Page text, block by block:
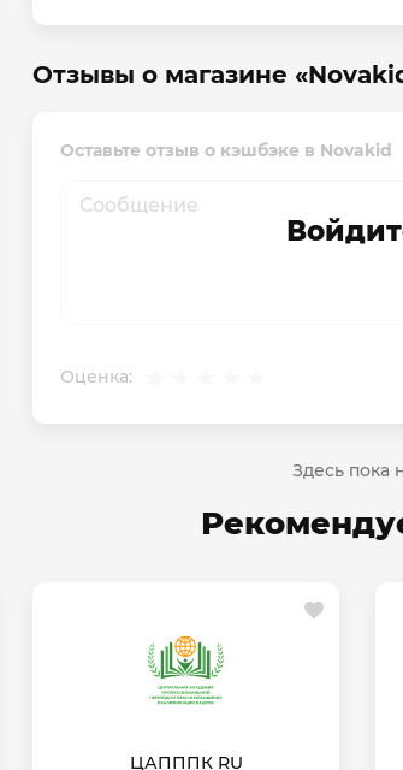
Отзывы о магазине
Оставьте отзыв о кэшбэке в Novakid
Оценка:
Здесь пока
ЦАПППК RU